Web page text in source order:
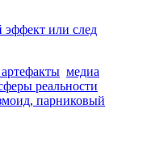
или след
медиа
реальности
парниковый